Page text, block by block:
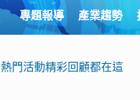
專題報導 產業趨勢
熱門活動精彩回顧都在這